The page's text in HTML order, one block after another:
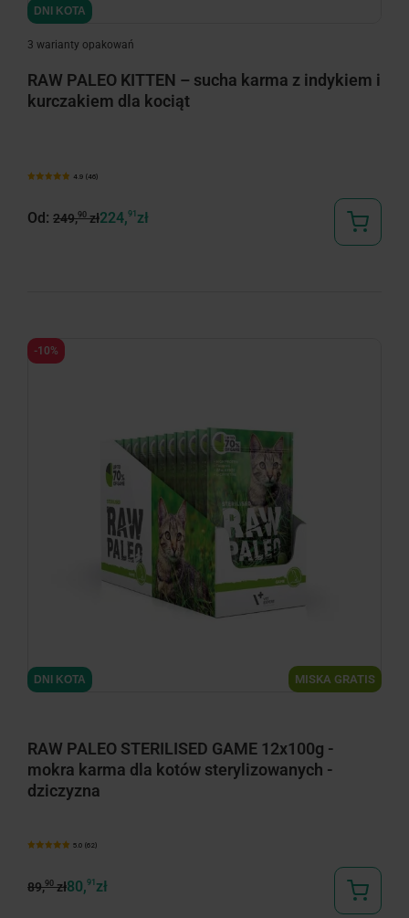
DNI KOTA
3 warianty opakowań
RAW PALEO KITTEN – sucha karma z indykiem i
kurczakiem dla kociąt
4.9 (46)
Od: 249,90zł224,91 zł
MISKA GRATIS
DNI KOTA
RAW PALEO STERILISED GAME 12x100g -
mokra karma dla kotów sterylizowanych -
dziczyzna
5.0 (62)
89,90zł80,91 zł
-10%